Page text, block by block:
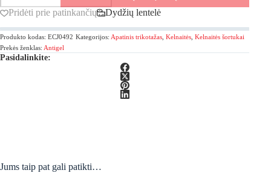
Antigel,
Week-
end
Campagne
šortukai
Pridėti prie patinkančių Dydžių lentelė
Produkto kodas: ECJ0492 Kategorijos: Apatinis trikotažas Kelnaitės Kelnaitės šortukai
Prekės ženklas: Antigel
Pasidalinkite:
Jums taip pat gali patikti…